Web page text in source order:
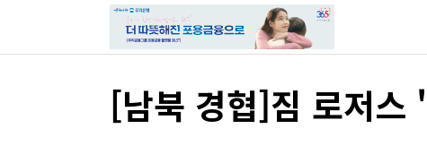
[남북 경협]짐 로저